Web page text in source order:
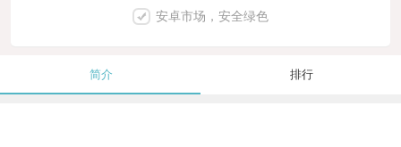
安卓市场，安全绿色
简介 排行